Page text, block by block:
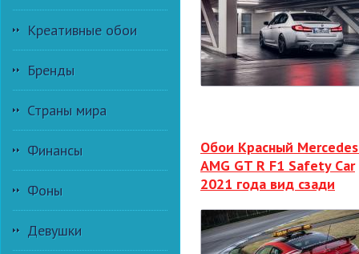
Креативные обои
Бренды
Страны мира
Финансы
Фоны
Девушки
Обои Красный
AMG GT R F1 Safety Car
2021 года вид сзади